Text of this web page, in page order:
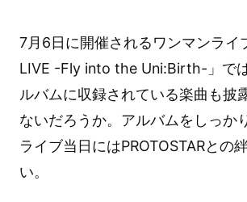
7月6日に開催されるワンマンライ
LIVE -Fly into the Uni:Birth-」で
ルバムに収録されている楽曲も披
ないだろうか。アルバムをしっか
ライブ当日にはPROTOSTARとの
い。